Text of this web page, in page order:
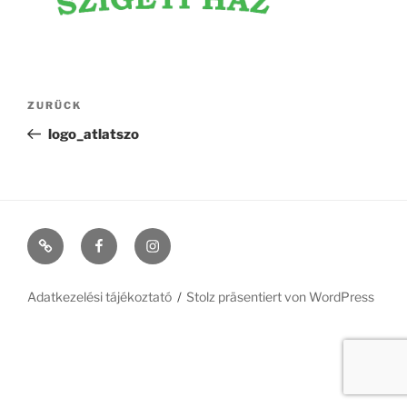
Beitragsnavigation
Vorheriger
Beitrag
ZURÜCK
logo_atlatszo
Szécsiszigeti
vendégház
#11
(kein
#368
(kein
Adatkezelési tájékoztató Stolz präsentiert von WordPress